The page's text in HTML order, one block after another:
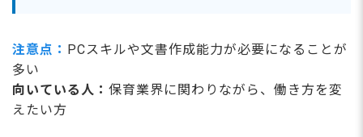
注意点： PCスキルや文書作成能力が必要になることが
多い
向いている人： 保育業界に関わりながら、働き方を変
えたい方